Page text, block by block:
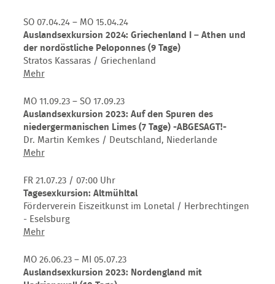
Tage)
+++ausgebucht+++
Welterbe
des
Mittelalters
–
1.300
Klosterinsel
Reichenau
+++ausgebucht+++
SO 07.04.24 – MO 15.04.24
Auslandsexkursion 2024: Griechenland I – Athen und
der nordöstliche Peloponnes (9 Tage)
Stratos Kassaras / Griechenland
MehrAuslandsexkursion
Griechenland
I
–
Athen
und
nordöstliche
Peloponnes
Tage)
MO 11.09.23 – SO 17.09.23
Auslandsexkursion 2023: Auf den Spuren des
niedergermanischen Limes (7 Tage) -ABGESAGT!-
Dr. Martin Kemkes / Deutschland, Niederlande
MehrAuslandsexkursion
Auf
den
Spuren
des
niedergermanischen
(7
Tage)
-
FR 21.07.23/ 07:00 Uhr
Tagesexkursion: Altmühltal
Förderverein Eiszeitkunst im Lonetal / Herbrechtingen
- Eselsburg
MehrTagesexkursion:
MO 26.06.23 – MI 05.07.23
Auslandsexkursion 2023: Nordengland mit